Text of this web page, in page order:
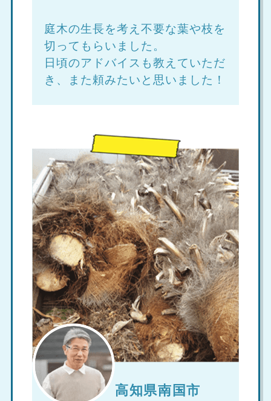
庭木の生長を考え不要な葉や枝を
切ってもらいました。
日頃のアドバイスも教えていただ
き、また頼みたいと思いました！
高知県南国市